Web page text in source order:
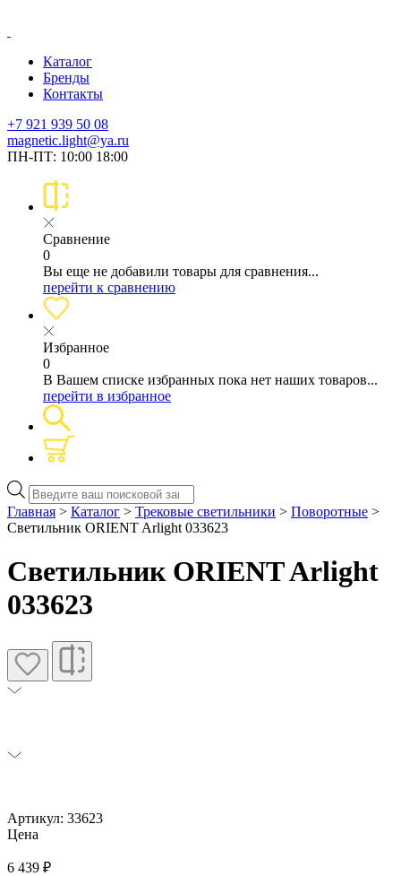
Каталог
Бренды
Контакты
+7 921 939 50 08
magnetic.light@ya.ru
ПН-ПТ: 10:00 18:00
Сравнение
0
Вы еще не добавили товары для сравнения...
перейти к сравнению
Избранное
0
В Вашем списке избранных пока нет наших товаров...
перейти в избранное
Поиск
товаров
Главная > Каталог > Трековые светильники > Поворотные >
Светильник ORIENT Arlight 033623
Светильник ORIENT Arlight
033623
Артикул: 33623
Цена
6 439 ₽